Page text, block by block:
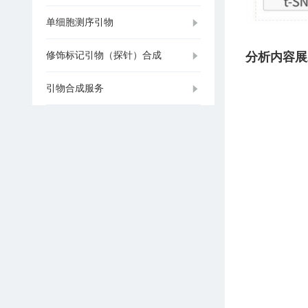
单细胞测序引物
修饰标记引物（探针）合成
引物合成服务
分析内容